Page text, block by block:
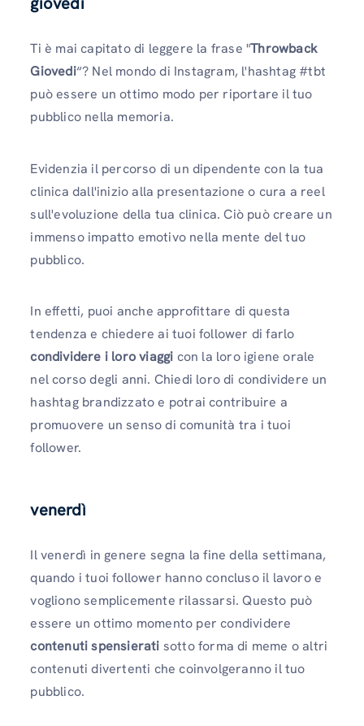
Ti è mai capitato di leggere la frase "Throwback
Giovedi“? Nel mondo di Instagram, l'hashtag #tbt
può essere un ottimo modo per riportare il tuo
pubblico nella memoria.
Evidenzia il percorso di un dipendente con la tua
clinica dall'inizio alla presentazione o cura a reel
sull'evoluzione della tua clinica. Ciò può creare un
immenso impatto emotivo nella mente del tuo
pubblico.
In effetti, puoi anche approfittare di questa
tendenza e chiedere ai tuoi follower di farlo
condividere i loro viaggi con la loro igiene orale
nel corso degli anni. Chiedi loro di condividere un
hashtag brandizzato e potrai contribuire a
promuovere un senso di comunità tra i tuoi
follower.
venerdì
Il venerdì in genere segna la fine della settimana,
quando i tuoi follower hanno concluso il lavoro e
vogliono semplicemente rilassarsi. Questo può
essere un ottimo momento per condividere
contenuti spensierati sotto forma di meme o altri
contenuti divertenti che coinvolgeranno il tuo
pubblico.